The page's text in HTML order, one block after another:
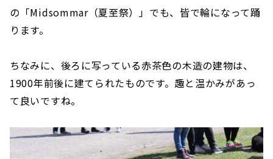
の「Midsommar（夏至祭）」でも、皆で輪になって踊
ります。
ちなみに、後ろに写っている赤茶色の木造の建物は、
1900年前後に建てられたものです。趣と温かみがあっ
て良いですね。